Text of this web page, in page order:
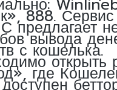
888.
предлагает
вывода
с кошелька.
открыть
где